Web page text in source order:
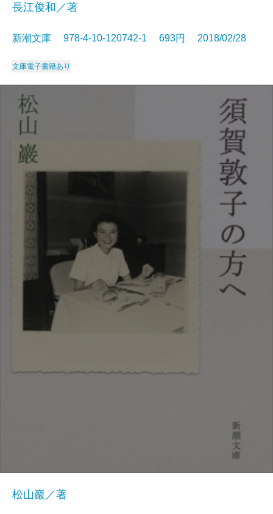
長江俊和／著
新潮文庫 978-4-10-120742-1 693円 2018/02/28
文庫電子書籍あり
松山巖／著